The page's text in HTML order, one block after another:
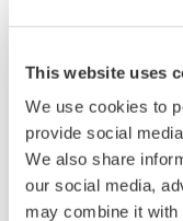
This website uses
We use cookies to
provide social
We also share
our social media,
may combine it with